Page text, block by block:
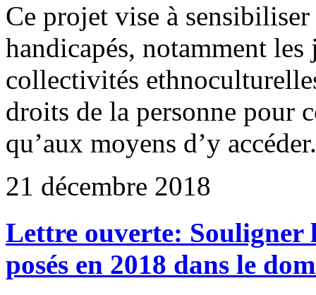
Ce projet vise à
handicapés, notamment les
collectivités
droits de la personne pour
qu’aux moyens d’y
21 décembre 2018
Lettre ouverte: Souligner
posés en 2018 dans le